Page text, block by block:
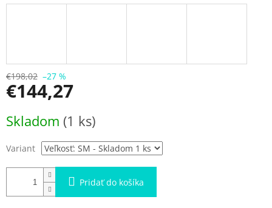
€198,02 –27 %
€144,27
cena:
Skladom (1 ks)
Variant
Pridať do košíka